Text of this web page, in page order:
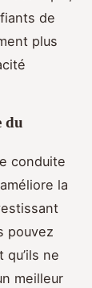
de
plus
du
conduite
la
pouvez
ne
meilleur